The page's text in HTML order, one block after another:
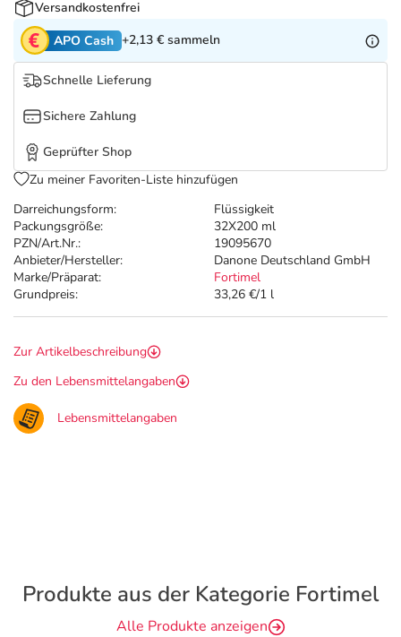
Tierapotheke
Vitamine & Mineralstoffe
Marken
Salus Deals
Darreichungsform:
Flüssigkeit
Packungsgröße:
32X200 ml
PZN/Art.Nr.:
19095670
Anbieter/Hersteller:
Danone Deutschland GmbH
Marke/Präparat:
Fortimel
Grundpreis:
33,26 €/1 l
Versandkostenfrei
APO Cash +2,13 € sammeln
Schnelle Lieferung
Sichere Zahlung
Geprüfter Shop
Zu meiner Favoriten-Liste hinzufügen
Zur Artikelbeschreibung
Zu den Lebensmittelangaben
Lebensmittelangaben
Produkte aus der Kategorie Fortimel
Alle Produkte anzeigen